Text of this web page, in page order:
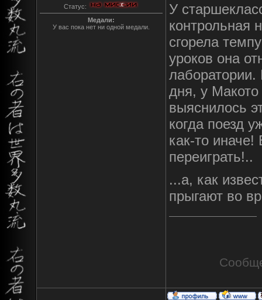
Статус:
Медали:
У вас пока нет ни одной медали.
У
контрольная
сгорела
уроков она
дня, у Макото
выяснилось
когда поезд
как-то
переиграть!..
...а, как
прыгают во